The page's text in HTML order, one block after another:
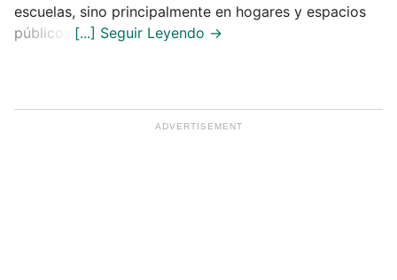
escuelas, sino principalmente en hogares y espacios
públicos.